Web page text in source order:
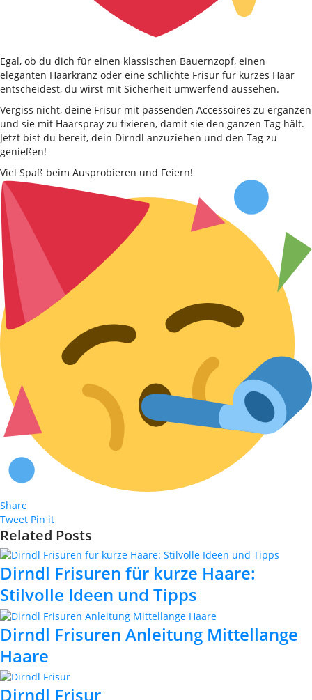
Egal, ob du dich für einen klassischen Bauernzopf, einen
eleganten Haarkranz oder eine schlichte Frisur für kurzes Haar
entscheidest, du wirst mit Sicherheit umwerfend aussehen.
Vergiss nicht, deine Frisur mit passenden Accessoires zu ergänzen
und sie mit Haarspray zu fixieren, damit sie den ganzen Tag hält.
Jetzt bist du bereit, dein Dirndl anzuziehen und den Tag zu
genießen!
Viel Spaß beim Ausprobieren und Feiern!
Share
Tweet Pin it
Related Posts
Dirndl Frisuren für kurze Haare:
Stilvolle Ideen und Tipps
Dirndl Frisuren Anleitung Mittellange
Haare
Dirndl Frisur